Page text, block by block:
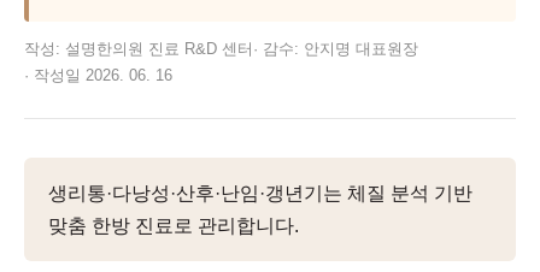
작성: 설명한의원 진료 R&D 센터 · 감수: 안지명 대표원장
· 작성일 2026. 06. 16
생리통·다낭성·산후·난임·갱년기는 체질 분석 기반
맞춤 한방 진료로 관리합니다.